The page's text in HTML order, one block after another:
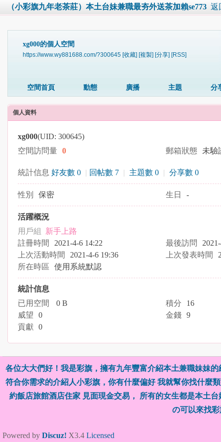
（小彩旗九年老茶莊）本土台妹兼職最夯外送茶加賴se773 返
xg000的個人空間
https://www.wy881688.com/?300645 [收藏] [複製] [分享] [RSS]
空間首頁 動態 廣播 主題 分
個人資料
xg000(UID: 300645)
空間訪問量 0 郵箱狀態 未驗
統計信息 好友數 0 | 回帖數 7 | 主題數 0 | 分享數 0
性別 保密 生日 -
活躍概況
用戶組 新手上路
註冊時間
2021-4-6 14:22 最後訪問
上次活動時間
2021-4-6 19:36 上次發表時間
所在時區
使用系統默認
統計信息
已用空間
0 B 積分
16
威望
0 金錢 9
貢獻 0
各位大大們好！我是彩旗，擁有九年豐富介紹本土兼職妹妹
符合你需求的介紹人小彩旗，你有什麼偏好 我就幫你找什麼
約飯店旅館酒店住家 見面現金交易， 所有的女生都是本土
の可以來找
Powered by Discuz! X3.4 Licensed